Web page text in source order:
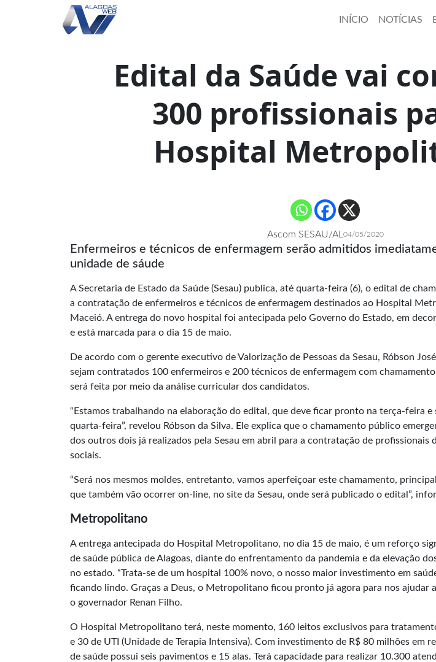
INÍCIO NOTÍCIAS
Edital da Saúde vai
300 profissionais
Hospital
Ascom SESAU/AL 04/05/2020
Enfermeiros e técnicos de enfermagem serão admitidos
unidade de sáude
A Secretaria de Estado da Saúde (Sesau) publica, até quarta-feira (6), o edital de
a contratação de enfermeiros e técnicos de enfermagem destinados ao Hospital
Maceió. A entrega do novo hospital foi antecipada pelo Governo do Estado, em
e está marcada para o dia 15 de maio.
De acordo com o gerente executivo de Valorização de Pessoas da Sesau, Róbson
sejam contratados 100 enfermeiros e 200 técnicos de enfermagem com
será feita por meio da análise curricular dos candidatos.
“Estamos trabalhando na elaboração do edital, que deve ficar pronto na terça-feira
quarta-feira”, revelou Róbson da Silva. Ele explica que o chamamento público
dos outros dois já realizados pela Sesau em abril para a contratação de profissionais
sociais.
“Será nos mesmos moldes, entretanto, vamos aperfeiçoar este chamamento,
que também vão ocorrer on-line, no site da Sesau, onde será publicado o edital”,
Metropolitano
A entrega antecipada do Hospital Metropolitano, no dia 15 de maio, é um reforço
de saúde pública de Alagoas, diante do enfrentamento da pandemia e da elevação
no estado. “Trata-se de um hospital 100% novo, o nosso maior investimento em
ficando lindo. Graças a Deus, o Metropolitano ficou pronto já agora para nos ajudar
o governador Renan Filho.
O Hospital Metropolitano terá, neste momento, 160 leitos exclusivos para
e 30 de UTI (Unidade de Terapia Intensiva). Com investimento de R$ 80 milhões em
de saúde possui seis pavimentos e 15 alas. Terá capacidade para realizar 10.300